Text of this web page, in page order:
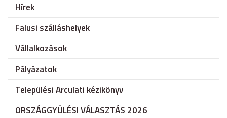
Hírek
Falusi szálláshelyek
Vállalkozások
Pályázatok
Települési Arculati kézikönyv
ORSZÁGGYÜLÉSI VÁLASZTÁS 2026